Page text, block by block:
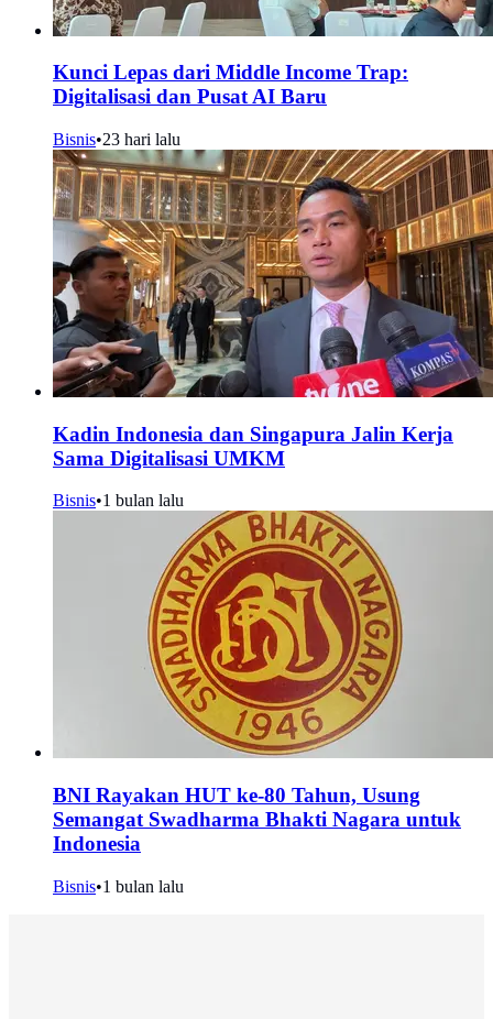
Kunci Lepas dari Middle Income Trap:
Digitalisasi dan Pusat AI Baru
Bisnis•23 hari lalu
Kadin Indonesia dan Singapura Jalin Kerja
Sama Digitalisasi UMKM
Bisnis•1 bulan lalu
BNI Rayakan HUT ke-80 Tahun, Usung
Semangat Swadharma Bhakti Nagara untuk
Indonesia
Bisnis•1 bulan lalu